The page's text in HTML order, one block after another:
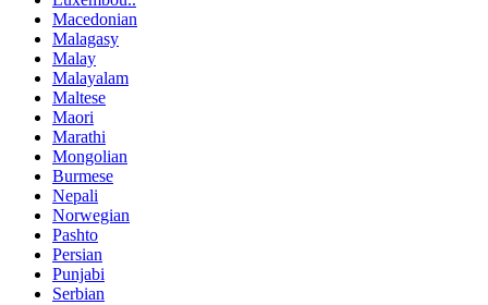
Macedonian
Malagasy
Malay
Malayalam
Maltese
Maori
Marathi
Mongolian
Burmese
Nepali
Norwegian
Pashto
Persian
Punjabi
Serbian